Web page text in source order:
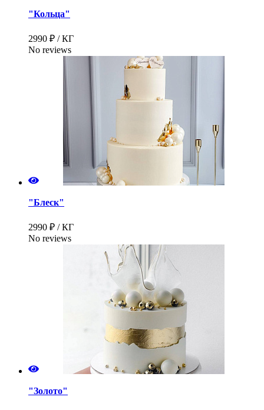
"Кольца"
2990 ₽ / КГ
No reviews
"Блеск"
2990 ₽ / КГ
No reviews
"Золото"